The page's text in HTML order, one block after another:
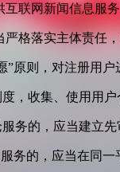
联网新闻信息服
格落实主体责任
”原则，对注册用
度，收集、使用用
务的，应当建立先
务的，应当在同